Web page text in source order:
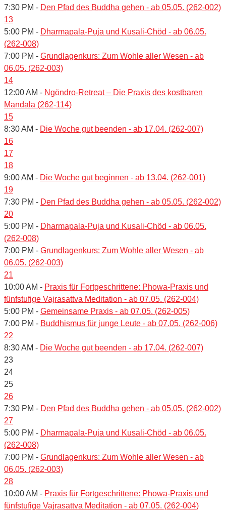
7:30 PM - Den Pfad des Buddha gehen - ab 05.05. (262-002)
13
5:00 PM - Dharmapala-Puja und Kusali-Chöd - ab 06.05.
(262-008)
7:00 PM - Grundlagenkurs: Zum Wohle aller Wesen - ab
06.05. (262-003)
14
12:00 AM - Ngöndro-Retreat – Die Praxis des kostbaren
Mandala (262-114)
15
8:30 AM - Die Woche gut beenden - ab 17.04. (262-007)
16
17
18
9:00 AM - Die Woche gut beginnen - ab 13.04. (262-001)
19
7:30 PM - Den Pfad des Buddha gehen - ab 05.05. (262-002)
20
5:00 PM - Dharmapala-Puja und Kusali-Chöd - ab 06.05.
(262-008)
7:00 PM - Grundlagenkurs: Zum Wohle aller Wesen - ab
06.05. (262-003)
21
10:00 AM - Praxis für Fortgeschrittene: Phowa-Praxis und
fünfstufige Vajrasattva Meditation - ab 07.05. (262-004)
5:00 PM - Gemeinsame Praxis - ab 07.05. (262-005)
7:00 PM - Buddhismus für junge Leute - ab 07.05. (262-006)
22
8:30 AM - Die Woche gut beenden - ab 17.04. (262-007)
23
24
25
26
7:30 PM - Den Pfad des Buddha gehen - ab 05.05. (262-002)
27
5:00 PM - Dharmapala-Puja und Kusali-Chöd - ab 06.05.
(262-008)
7:00 PM - Grundlagenkurs: Zum Wohle aller Wesen - ab
06.05. (262-003)
28
10:00 AM - Praxis für Fortgeschrittene: Phowa-Praxis und
fünfstufige Vajrasattva Meditation - ab 07.05. (262-004)